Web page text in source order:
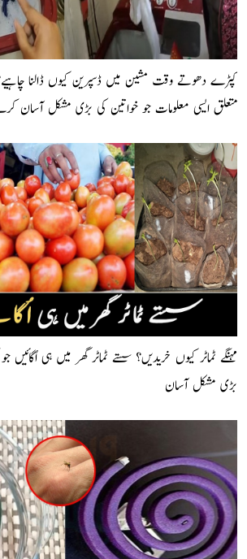
کپڑے دھوتے وقت مشین میں ڈسپرین کیوں ڈالنا
متعلق ایسی معلومات جو خواتین کی بڑی مشکل آسان
مہنگے ٹماٹر کیوں خریدیں؟ سستے ٹماٹر گھر میں ہی اُگائیں
بڑی مشکل آسان